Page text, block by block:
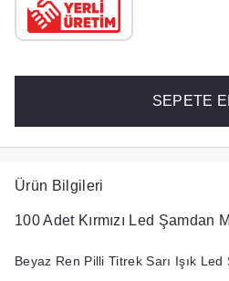
SEPETE
Ürün Bilgileri
100 Adet Kırmızı Led Şamdan
Beyaz Ren Pilli Titrek Sarı Işık Led